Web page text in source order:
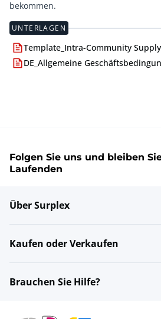
UNTERLAGEN
Template_Intra-Community
DE_Allgemeine
Folgen Sie uns und bleiben
Laufenden
Über Surplex
Kaufen oder Verkaufen
Brauchen Sie Hilfe?